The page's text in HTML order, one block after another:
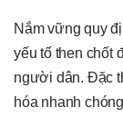
Nắm vững quy
yếu tố then chốt
người dân. Đặc
hóa nhanh